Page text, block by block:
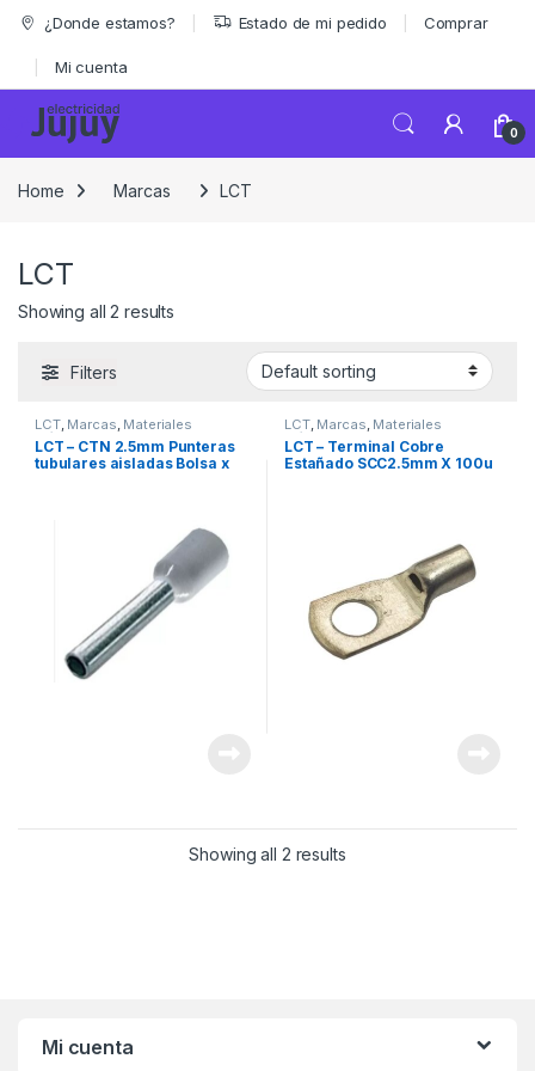
Skip to navigation
Skip to content
¿Donde estamos? Estado de mi pedido Comprar
Mi cuenta
0
Home Marcas LCT
LCT
Showing all 2 results
Filters
LCT, Marcas, Materiales
Eléctricos
LCT – CTN 2.5mm Punteras
tubulares aisladas Bolsa x
LCT, Marcas, Materiales
Eléctricos
LCT – Terminal Cobre
Estañado SCC2.5mm X 100u
Showing all 2 results
Mi cuenta